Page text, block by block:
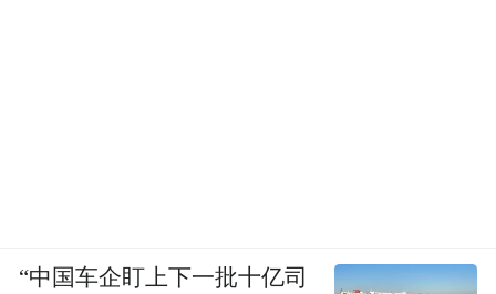
“中国车企盯上下一批十亿司